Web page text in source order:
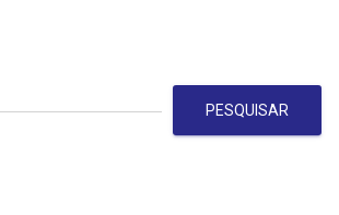
PESQUISAR